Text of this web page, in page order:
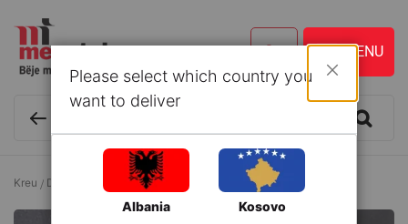
Kreu Dekor Shufra dhe Aksesorë për perde Shufra metalike
Please select which country you
want to deliver
Albania Kosovo